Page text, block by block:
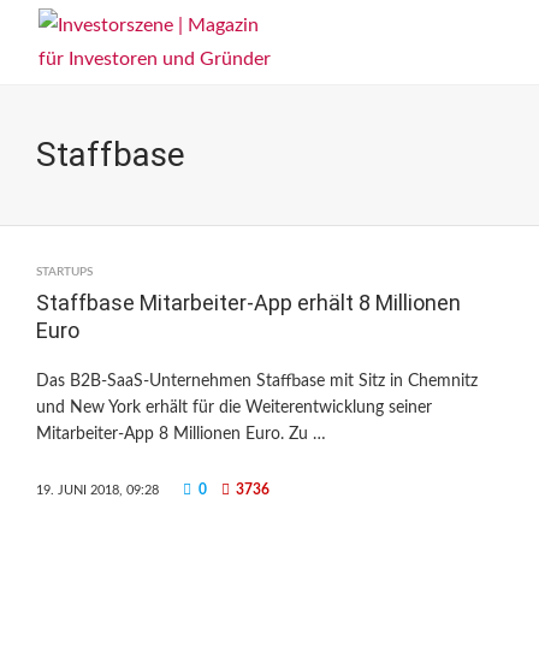
Staffbase
STARTUPS
Staffbase Mitarbeiter-App erhält 8 Millionen
Euro
Das B2B-SaaS-Unternehmen Staffbase mit Sitz in Chemnitz
und New York erhält für die Weiterentwicklung seiner
Mitarbeiter-App 8 Millionen Euro. Zu …
19. JUNI 2018, 09:28 0 3736